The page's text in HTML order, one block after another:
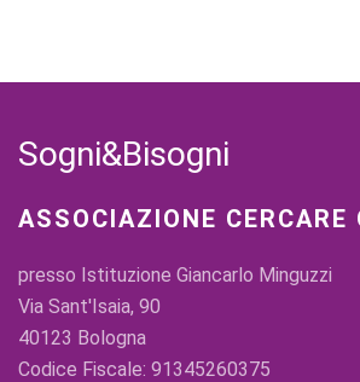
Sogni&Bisogni
ASSOCIAZIONE CERCARE
presso Istituzione Giancarlo Minguzzi
Via Sant'Isaia, 90
40123 Bologna
Codice Fiscale: 91345260375